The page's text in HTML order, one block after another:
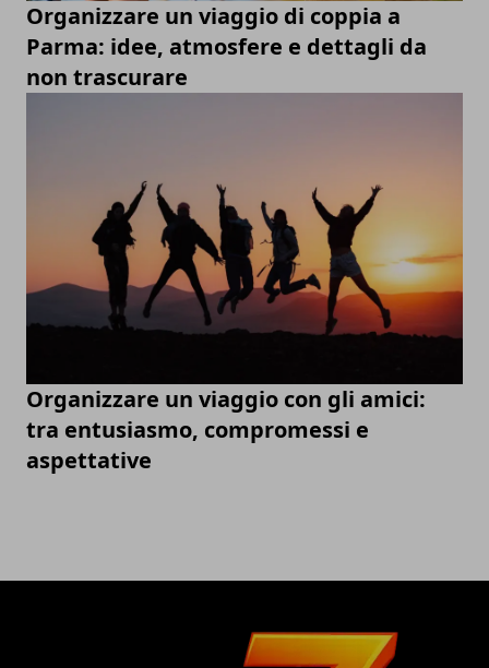
Organizzare un viaggio di coppia a
Parma: idee, atmosfere e dettagli da
non trascurare
Organizzare un viaggio con gli amici:
tra entusiasmo, compromessi e
aspettative